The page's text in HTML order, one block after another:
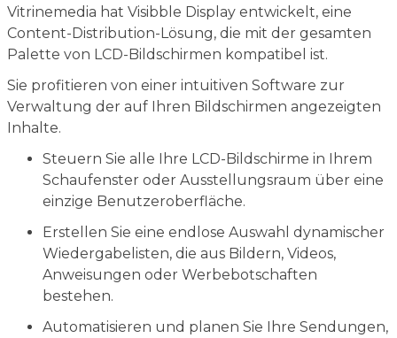
Vitrinemedia hat Visibble Display entwickelt, eine
Content-Distribution-Lösung, die mit der gesamten
Palette von LCD-Bildschirmen kompatibel ist.
Sie profitieren von einer intuitiven Software zur
Verwaltung der auf Ihren Bildschirmen angezeigten
Inhalte.
Steuern Sie alle Ihre LCD-Bildschirme in Ihrem
Schaufenster oder Ausstellungsraum über eine
einzige Benutzeroberfläche.
Erstellen Sie eine endlose Auswahl dynamischer
Wiedergabelisten, die aus Bildern, Videos,
Anweisungen oder Werbebotschaften
bestehen.
Automatisieren und planen Sie Ihre Sendungen,